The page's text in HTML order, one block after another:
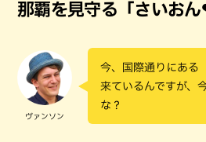
那覇を見守る「さいおん
ヴァンソン
今、国際通りにある
来ているんですが、
な？